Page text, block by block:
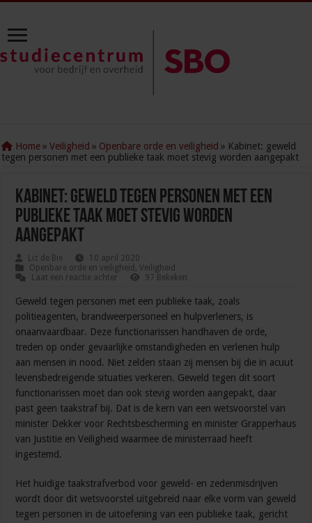
Home » Veiligheid » Openbare orde en veiligheid » Kabinet: geweld
tegen personen met een publieke taak moet stevig worden aangepakt
Kabinet: geweld tegen personen met een
publieke taak moet stevig worden
aangepakt
Liz de Bie
10 april 2020
Openbare orde en veiligheid ,Veiligheid
Laat een reactie achter
97 Bekeken
Geweld tegen personen met een publieke taak, zoals
politieagenten, brandweerpersoneel en hulpverleners, is
onaanvaardbaar. Deze functionarissen handhaven de orde,
treden op onder gevaarlijke omstandigheden en verlenen hulp
aan mensen in nood. Niet zelden staan zij mensen bij die in acuut
levensbedreigende situaties verkeren. Geweld tegen dit soort
functionarissen moet dan ook stevig worden aangepakt, daar
past geen taakstraf bij. Dat is de kern van een wetsvoorstel van
minister Dekker voor Rechtsbescherming en minister Grapperhaus
van Justitie en Veiligheid waarmee de ministerraad heeft
ingestemd.
Het huidige taakstrafverbod voor geweld- en zedenmisdrijven
wordt door dit wetsvoorstel uitgebreid naar elke vorm van geweld
tegen personen in de uitoefening van een publieke taak, gericht